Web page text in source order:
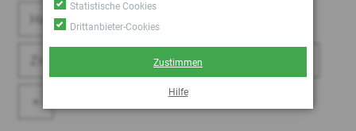
Haftungs- und Schadensrecht Produkthaftung
Zivil- und Prozessrecht Zivilrecht Prozessrecht
×
Statistische Cookies
Drittanbieter-Cookies
Zustimmen
Hilfe